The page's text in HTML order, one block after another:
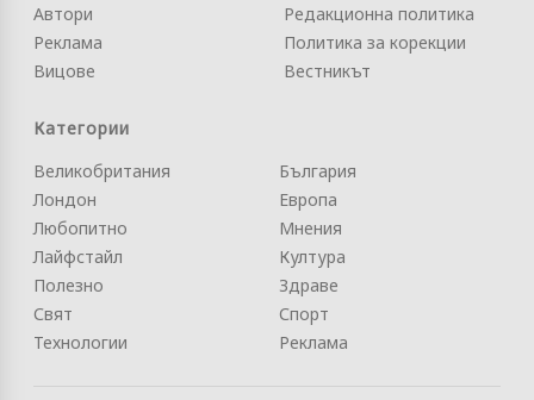
Автори
Реклама
Вицове
Редакционна политика
Политика за корекции
Вестникът
Категории
Великобритания
Лондон
Любопитно
Лайфстайл
Полезно
Свят
Технологии
България
Европа
Мнения
Култура
Здраве
Спорт
Реклама